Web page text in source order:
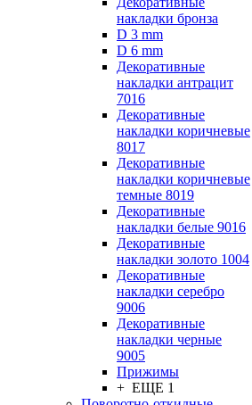
накладки бронза
D 3 mm
D 6 mm
Декоративные
накладки антрацит
7016
Декоративные
накладки коричневые
8017
Декоративные
накладки коричневые
темные 8019
Декоративные
накладки белые 9016
Декоративные
накладки золото 1004
Декоративные
накладки серебро
9006
Декоративные
накладки черные
9005
Прижимы
+ ЕЩЕ 1